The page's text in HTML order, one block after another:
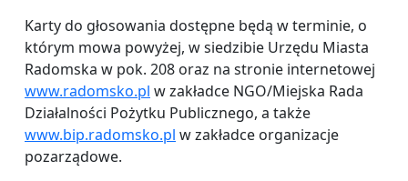
Karty do głosowania dostępne będą w terminie, o
którym mowa powyżej, w siedzibie Urzędu Miasta
Radomska w pok. 208 oraz na stronie internetowej
www.radomsko.pl w zakładce NGO/Miejska Rada
Działalności Pożytku Publicznego, a także
www.bip.radomsko.pl w zakładce organizacje
pozarządowe.